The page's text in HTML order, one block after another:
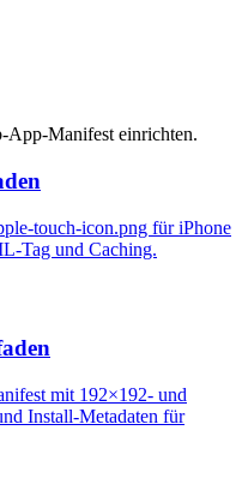
App-Manifest einrichten.
touch-icon.png für iPhone
Tag und Caching.
mit 192×192- und
Install-Metadaten für